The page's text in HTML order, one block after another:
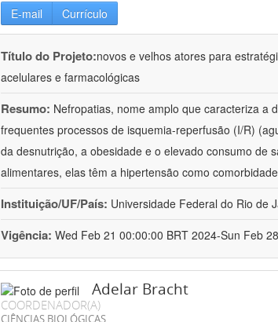
E-mail Currículo
Título do Projeto:novos e velhos atores para
acelulares e farmacológicas
Resumo: Nefropatias, nome amplo que caracteriza a
frequentes processos de isquemia-reperfusão (I/R)
da desnutrição, a obesidade e o elevado consumo de
alimentares, elas têm a hipertensão como
Instituição/UF/País: Universidade Federal do Rio de
Vigência: Wed Feb 21 00:00:00 BRT 2024-Sun Feb
Adelar Bracht
COORDENADOR(A)
CIÊNCIAS BIOLÓGICAS